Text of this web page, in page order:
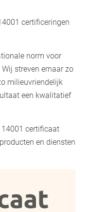
certificeringen
norm voor
streven ernaar zo
milieuvriendelijk
een kwalitatief
14001 certificaat
en diensten